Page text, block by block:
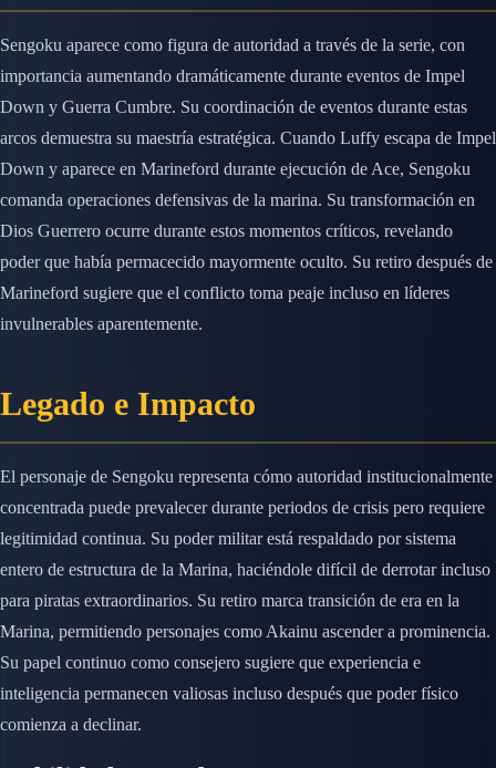
Sengoku aparece como figura de autoridad a través de la serie, con
importancia aumentando dramáticamente durante eventos de Impel
Down y Guerra Cumbre. Su coordinación de eventos durante estas
arcos demuestra su maestría estratégica. Cuando Luffy escapa de Impel
Down y aparece en Marineford durante ejecución de Ace, Sengoku
comanda operaciones defensivas de la marina. Su transformación en
Dios Guerrero ocurre durante estos momentos críticos, revelando
poder que había permacecido mayormente oculto. Su retiro después de
Marineford sugiere que el conflicto toma peaje incluso en líderes
invulnerables aparentemente.
Legado e Impacto
El personaje de Sengoku representa cómo autoridad institucionalmente
concentrada puede prevalecer durante periodos de crisis pero requiere
legitimidad continua. Su poder militar está respaldado por sistema
entero de estructura de la Marina, haciéndole difícil de derrotar incluso
para piratas extraordinarios. Su retiro marca transición de era en la
Marina, permitiendo personajes como Akainu ascender a prominencia.
Su papel continuo como consejero sugiere que experiencia e
inteligencia permanecen valiosas incluso después que poder físico
comienza a declinar.